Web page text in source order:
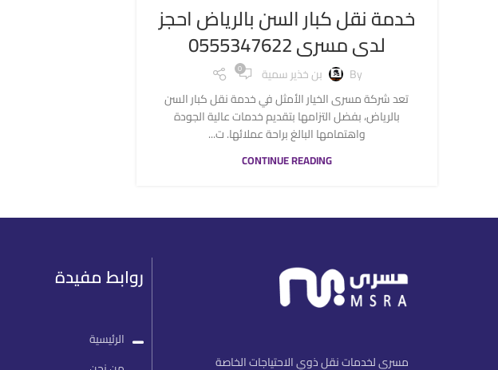
خدمة نقل كبار السن بالرياض احجز
لدى مسرى 0555347622
By بن خذير سمية 0
تعد شركة مسرى الخيار الأمثل في خدمة نقل كبار السن
بالرياض، بفضل التزامها بتقديم خدمات عالية الجودة
واهتمامها البالغ براحة عملائها. ت...
CONTINUE READING
مسرى لخدمات نقل ذوي الاحتياجات الخاصة
روابط مفيدة
الرئيسية